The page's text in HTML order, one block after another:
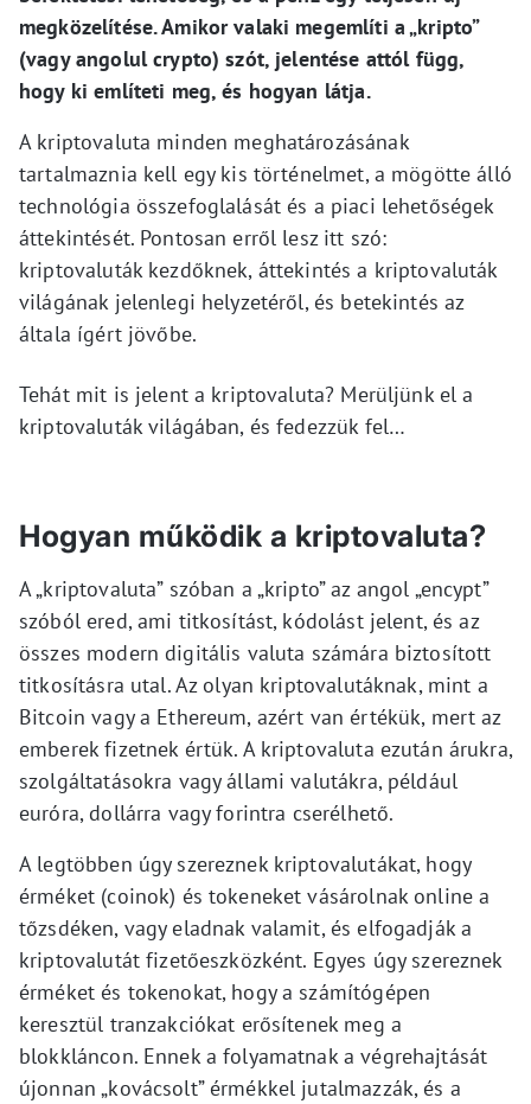
megközelítése. Amikor valaki megemlíti a „kripto”
(vagy angolul crypto) szót, jelentése attól függ,
hogy ki említeti meg, és hogyan látja.
A kriptovaluta minden meghatározásának
tartalmaznia kell egy kis történelmet, a mögötte álló
technológia összefoglalását és a piaci lehetőségek
áttekintését. Pontosan erről lesz itt szó:
kriptovaluták kezdőknek, áttekintés a kriptovaluták
világának jelenlegi helyzetéről, és betekintés az
általa ígért jövőbe.
Tehát mit is jelent a kriptovaluta? Merüljünk el a
kriptovaluták világában, és fedezzük fel…
Hogyan működik a kriptovaluta?
A „kriptovaluta” szóban a „kripto” az angol „encypt”
szóból ered, ami titkosítást, kódolást jelent, és az
összes modern digitális valuta számára biztosított
titkosításra utal. Az olyan kriptovalutáknak, mint a
Bitcoin vagy a Ethereum, azért van értékük, mert az
emberek fizetnek értük. A kriptovaluta ezután árukra,
szolgáltatásokra vagy állami valutákra, például
euróra, dollárra vagy forintra cserélhető.
A legtöbben úgy szereznek kriptovalutákat, hogy
érméket (coinok) és tokeneket vásárolnak online a
tőzsdéken, vagy eladnak valamit, és elfogadják a
kriptovalutát fizetőeszközként. Egyes úgy szereznek
érméket és tokenokat, hogy a számítógépen
keresztül tranzakciókat erősítenek meg a
blokkláncon. Ennek a folyamatnak a végrehajtását
újonnan „kovácsolt” érmékkel jutalmazzák, és a